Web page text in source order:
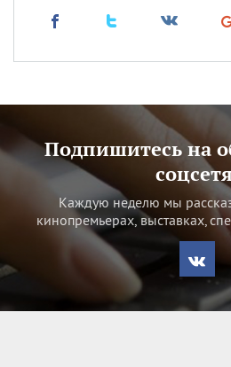
Подпишитесь на
Каждую неделю мы
кинопремьерах, выставках,